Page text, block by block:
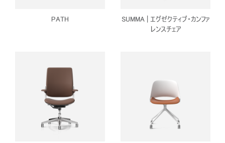
PATH
SUMMA | エグゼクティブ・カンファ
レンスチェア